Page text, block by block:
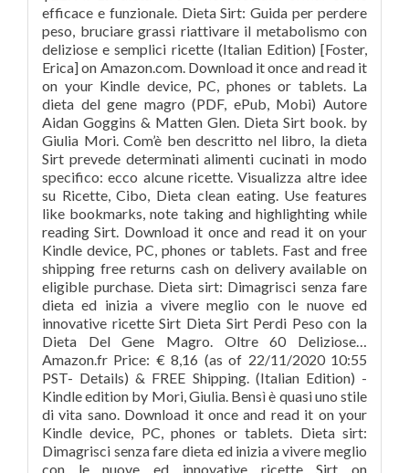
efficace e funzionale. Dieta Sirt: Guida per perdere
peso, bruciare grassi riattivare il metabolismo con
deliziose e semplici ricette (Italian Edition) [Foster,
Erica] on Amazon.com. Download it once and read it
on your Kindle device, PC, phones or tablets. La
dieta del gene magro (PDF, ePub, Mobi) Autore
Aidan Goggins & Matten Glen. Dieta Sirt book. by
Giulia Mori. Com’è ben descritto nel libro, la dieta
Sirt prevede determinati alimenti cucinati in modo
specifico: ecco alcune ricette. Visualizza altre idee
su Ricette, Cibo, Dieta clean eating. Use features
like bookmarks, note taking and highlighting while
reading Sirt. Download it once and read it on your
Kindle device, PC, phones or tablets. Fast and free
shipping free returns cash on delivery available on
eligible purchase. Dieta sirt: Dimagrisci senza fare
dieta ed inizia a vivere meglio con le nuove ed
innovative ricette Sirt Dieta Sirt Perdi Peso con la
Dieta Del Gene Magro. Oltre 60 Deliziose…
Amazon.fr Price: € 8,16 (as of 22/11/2020 10:55
PST- Details) & FREE Shipping. (Italian Edition) -
Kindle edition by Mori, Giulia. Bensì è quasi uno stile
di vita sano. Download it once and read it on your
Kindle device, PC, phones or tablets. Dieta sirt:
Dimagrisci senza fare dieta ed inizia a vivere meglio
con le nuove ed innovative ricette Sirt on